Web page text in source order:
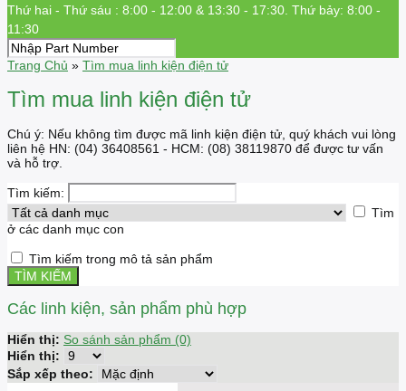
Thứ hai - Thứ sáu : 8:00 - 12:00 & 13:30 - 17:30. Thứ bảy: 8:00 -
11:30
Trang Chủ » Tìm mua linh kiện điện tử
Tìm mua linh kiện điện tử
Chú ý: Nếu không tìm được mã linh kiện điện tử, quý khách vui lòng
liên hệ HN: (04) 36408561 - HCM: (08) 38119870 để được tư vấn
và hỗ trợ.
Tìm kiếm:
Tìm
ở các danh mục con
Tìm kiếm trong mô tả sản phẩm
Các linh kiện, sản phẩm phù hợp
Hiển thị: So sánh sản phẩm (0)
Hiển thị:
Sắp xếp theo: